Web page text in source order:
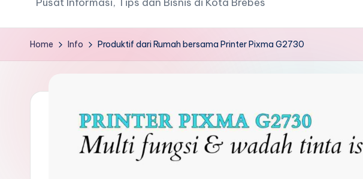
Home Info Produktif dari Rumah bersama Printer Pixma G2730